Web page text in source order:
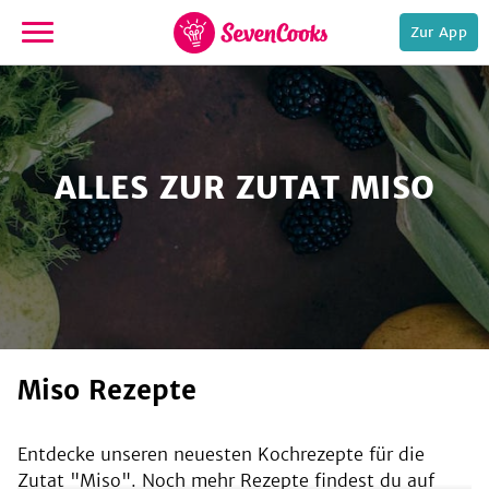
zur
Startseite
Zur App
ALLES ZUR ZUTAT MISO
Miso Rezepte
Entdecke unseren neuesten Kochrezepte für die
Zutat "Miso". Noch mehr Rezepte findest du auf